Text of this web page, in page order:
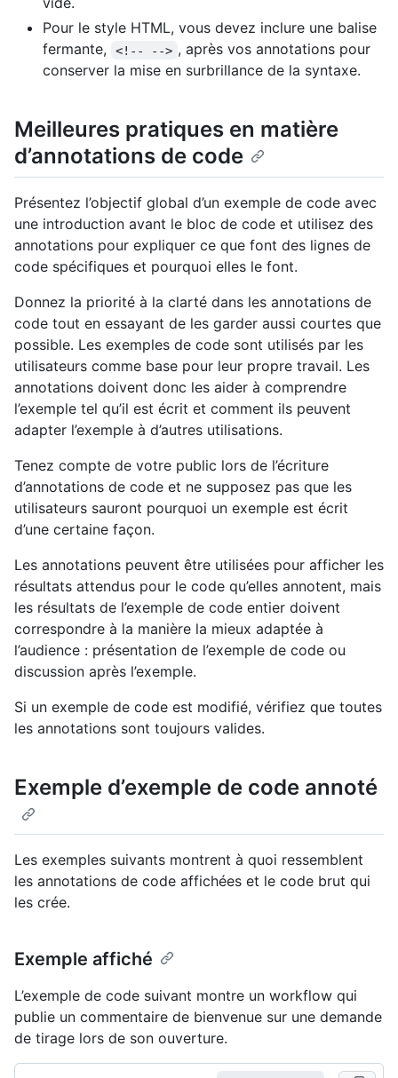
Pour le style HTML, vous devez inclure une balise
fermante,
<!-- --> , après vos annotations pour
conserver la mise en surbrillance de la syntaxe.
Meilleures pratiques en matière
d’annotations de code
Présentez l’objectif global d’un exemple de code avec
une introduction avant le bloc de code et utilisez des
annotations pour expliquer ce que font des lignes de
code spécifiques et pourquoi elles le font.
Donnez la priorité à la clarté dans les annotations de
code tout en essayant de les garder aussi courtes que
possible. Les exemples de code sont utilisés par les
utilisateurs comme base pour leur propre travail. Les
annotations doivent donc les aider à comprendre
l’exemple tel qu’il est écrit et comment ils peuvent
adapter l’exemple à d’autres utilisations.
Tenez compte de votre public lors de l’écriture
d’annotations de code et ne supposez pas que les
utilisateurs sauront pourquoi un exemple est écrit
d’une certaine façon.
Les annotations peuvent être utilisées pour afficher les
résultats attendus pour le code qu’elles annotent, mais
les résultats de l’exemple de code entier doivent
correspondre à la manière la mieux adaptée à
l’audience : présentation de l’exemple de code ou
discussion après l’exemple.
Si un exemple de code est modifié, vérifiez que toutes
les annotations sont toujours valides.
Exemple d’exemple de code annoté
Les exemples suivants montrent à quoi ressemblent
les annotations de code affichées et le code brut qui
les crée.
Exemple affiché
L’exemple de code suivant montre un workflow qui
publie un commentaire de bienvenue sur une demande
de tirage lors de son ouverture.